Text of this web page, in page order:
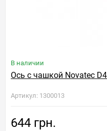
В наличии
Ось с чашкой Novatec
Артикул: 1300013
644 грн.